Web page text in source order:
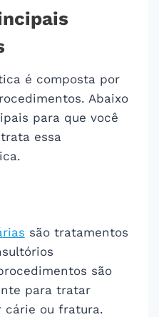
é composta por
Abaixo
para que você
essa
são tratamentos
são
para tratar
cárie ou fratura.